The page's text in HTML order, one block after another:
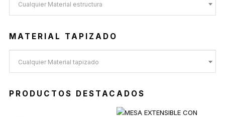
Cualquier Material estructura
MATERIAL TAPIZADO
Cualquier Material tapizado
PRODUCTOS DESTACADOS